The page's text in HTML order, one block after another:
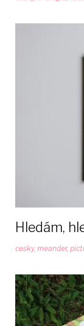
Hledám,
cesky, meander,